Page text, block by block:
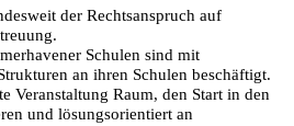
der Rechtsanspruch auf
Schulen sind mit
an ihren Schulen beschäftigt.
Veranstaltung Raum, den Start in den
und lösungsorientiert an